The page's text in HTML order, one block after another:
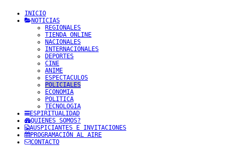
INICIO
NOTICIAS
REGIONALES
TIENDA ONLINE
NACIONALES
INTERNACIONALES
DEPORTES
CINE
ANIME
ESPECTACULOS
POLICIALES
ECONOMIA
POLITICA
TECNOLOGIA
ESPIRITUALIDAD
QUIENES SOMOS?
AUSPICIANTES E INVITACIONES
PROGRAMACIÓN AL AIRE
CONTACTO